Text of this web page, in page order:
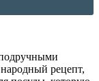
рецепт,